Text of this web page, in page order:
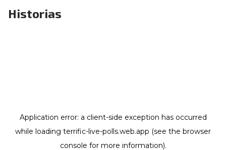
Historias